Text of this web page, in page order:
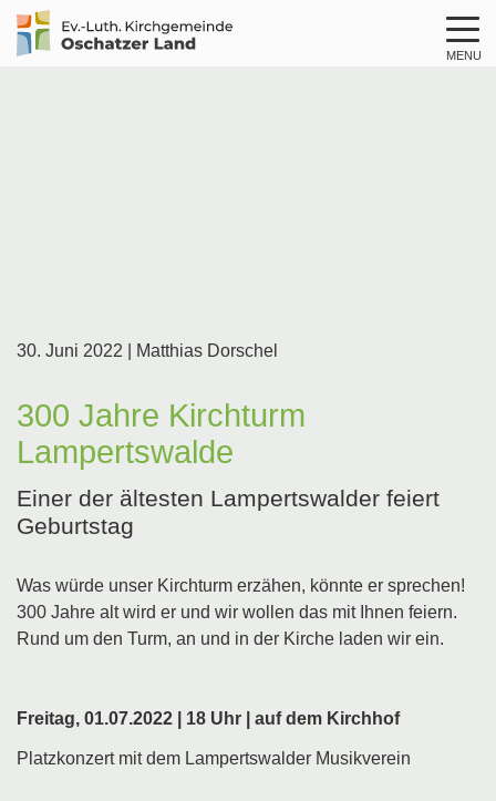
MENU
30. Juni 2022 | Matthias Dorschel
300 Jahre Kirchturm
Lampertswalde
Einer der ältesten Lampertswalder feiert
Geburtstag
Was würde unser Kirchturm erzähen, könnte er sprechen!
300 Jahre alt wird er und wir wollen das mit Ihnen feiern.
Rund um den Turm, an und in der Kirche laden wir ein.
Freitag, 01.07.2022 | 18 Uhr | auf dem Kirchhof
Platzkonzert mit dem Lampertswalder Musikverein